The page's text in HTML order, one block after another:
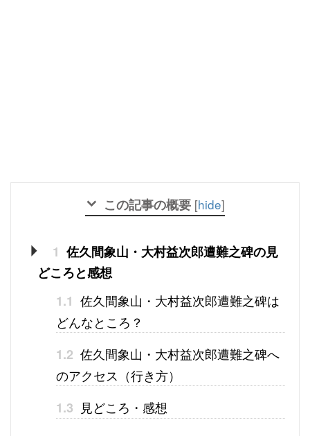
この記事の概要 [hide]
1 佐久間象山・大村益次郎遭難之碑の見
どころと感想
1.1 佐久間象山・大村益次郎遭難之碑は
どんなところ？
1.2 佐久間象山・大村益次郎遭難之碑へ
のアクセス（行き方）
1.3 見どころ・感想